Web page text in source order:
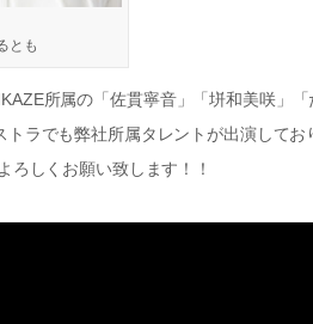
とも
所属の「佐貫寧音」「垪和美咲」
ラでも弊社所属タレントが出演してお
ろしくお願い致します！！